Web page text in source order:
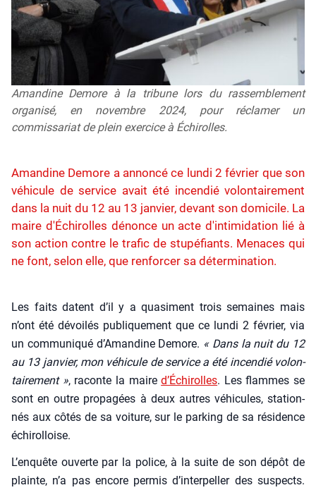
Amandine Demore à la tribune lors du rassemblement
organisé, en novembre 2024, pour réclamer un
commissariat de plein exercice à Échirolles.
Amandine Demore a annoncé ce lundi 2 février que son
véhicule de service avait été incendié volontairement
dans la nuit du 12 au 13 janvier, devant son domicile. La
maire d'Échirolles dénonce un acte d'intimidation lié à
son action contre le trafic de stupéfiants. Menaces qui
ne font, selon elle, que renforcer sa détermination.
Les faits datent d’il y a qua­si­ment trois semaines mais
n’ont été dévoi­lés publi­que­ment que ce lun­di 2 février, via
un com­mu­ni­qué d’A­man­dine Demore. « Dans la nuit du 12
au 13 jan­vier, mon véhi­cule de ser­vice a été incen­dié volon­
tai­re­ment », raconte la maired’É­chi­rolles. Les flammes se
sont en outre pro­pa­gées à deux autres véhi­cules, sta­tion­
nés aux côtés de sa voi­ture, sur le par­king de sa rési­dence
échi­rol­loise.
L’en­quête ouverte par la police, à la suite de son dépôt de
plainte, n’a pas encore per­mis d’in­ter­pel­ler des sus­pects.